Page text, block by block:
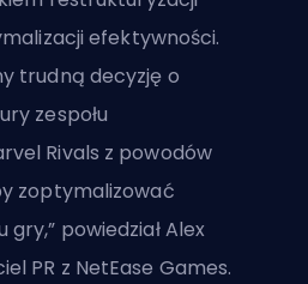
efektywności.
trudną decyzję o
zespołu
Rivals z powodów
zoptymalizować
powiedział Alex
PR z NetEase Games.